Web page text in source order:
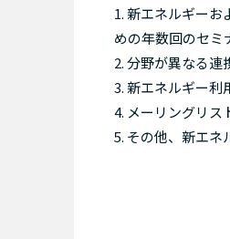
1. 新エネルギー
めの年数回のセミ
2. 分野が異なる
3. 新エネルギー
4. メーリングリス
5. その他、新エ